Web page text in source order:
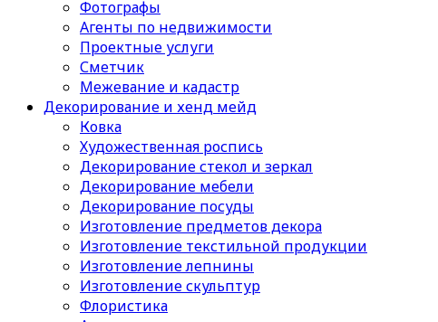
Фотографы
Агенты по недвижимости
Проектные услуги
Сметчик
Межевание и кадастр
Декорирование и хенд мейд
Ковка
Художественная роспись
Декорирование стекол и зеркал
Декорирование мебели
Декорирование посуды
Изготовление предметов декора
Изготовление текстильной продукции
Изготовление лепнины
Изготовление скульптур
Флористика